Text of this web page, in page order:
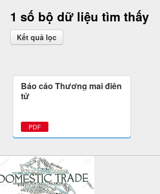
1 số bộ dữ liệu tìm thấy
Kết quả lọc
Báo cáo Thương mại điện
tử
PDF